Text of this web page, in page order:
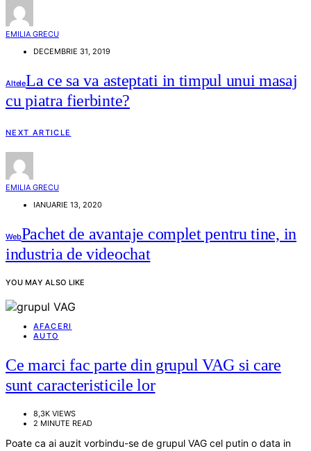
EMILIA GRECU
DECEMBRIE 31, 2019
AlteleLa ce sa va asteptati in timpul unui masaj
cu piatra fierbinte?
NEXT ARTICLE
EMILIA GRECU
IANUARIE 13, 2020
WebPachet de avantaje complet pentru tine, in
industria de videochat
YOU MAY ALSO LIKE
AFACERI
AUTO
Ce marci fac parte din grupul VAG si care
sunt caracteristicile lor
8,3K VIEWS
2 MINUTE READ
Poate ca ai auzit vorbindu-se de grupul VAG cel putin o data in